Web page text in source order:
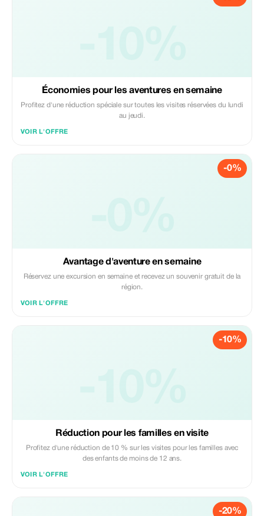
Économies pour les aventures en semaine
Profitez d'une réduction spéciale sur toutes les visites réservées du lundi
au jeudi.
VOIR L'OFFRE
-0%
Avantage d'aventure en semaine
Réservez une excursion en semaine et recevez un souvenir gratuit de la
région.
VOIR L'OFFRE
-10%
Réduction pour les familles en visite
Profitez d'une réduction de 10 % sur les visites pour les familles avec
des enfants de moins de 12 ans.
VOIR L'OFFRE
-20%